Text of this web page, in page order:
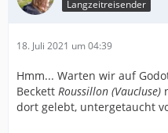
Langzeitreisender
18. Juli 2021 um 04:39
Hmm... Warten wir auf
Beckett Roussillon (Vaucluse)
dort gelebt, untergetaucht